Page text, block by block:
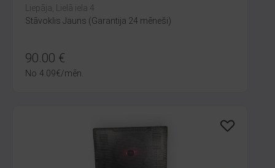
Liepāja, Lielā iela 4
Stāvoklis Jauns (Garantija 24 mēneši)
90.00 €
No 4.09€/mēn.